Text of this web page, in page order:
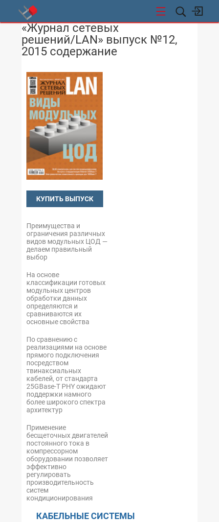
«Журнал сетевых
решений/LAN» выпуск №12,
2015 содержание
КУПИТЬ ВЫПУСК
Преимущества и
ограничения различных
видов модульных ЦОД —
делаем правильный
выбор
На основе
классификации готовых
модульных центров
обработки данных
определяются и
сравниваются их
основные свойства
По сравнению с
реализациями на основе
прямого подключения
посредством
твинаксиальных
кабелей, от стандарта
25GBase-T PHY ожидают
поддержки намного
более широкого спектра
архитектур
Применение
бесщеточных двигателей
постоянного тока в
компрессорном
оборудовании позволяет
эффективно
регулировать
производительность
систем
кондиционирования
КАБЕЛЬНЫЕ СИСТЕМЫ